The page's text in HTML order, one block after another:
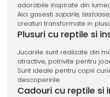
adorabile inspirate din
Aici gasesti soparle,
creaturi transformate in
Plusuri cu reptile si
Jucariile sunt realizate din
atractive, potrivite pentru
Sunt ideale pentru copiii
descoperirile.
Cadouri cu reptile si